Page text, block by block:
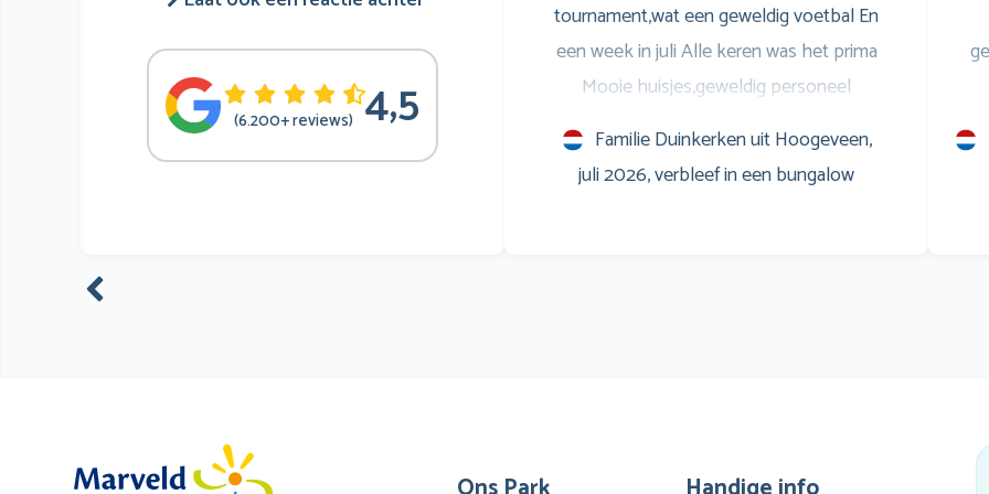
(6.200+ reviews) 4,5
tournament,wat een geweldig voetbal En
een week in juli Alle keren was het prima
Mooie huisjes,geweldig personeel
Entertainment voor de jongeren,is ook prima
Savonds op het terras leuke muziek,en
natuurlijk het WK voetbal op het scherm
Familie Duinkerken uit Hoogeveen,
juli 2026, verbleef in een bungalow